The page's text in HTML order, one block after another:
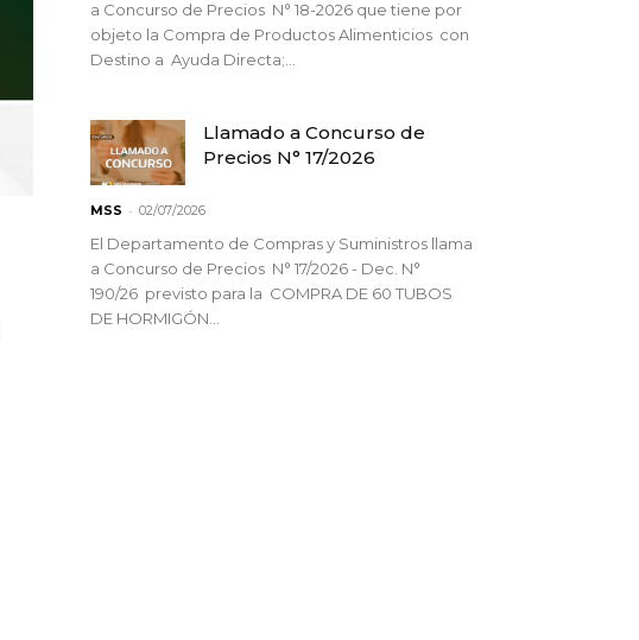
a Concurso de Precios N° 18-2026 que tiene por
objeto la Compra de Productos Alimenticios con
Destino a Ayuda Directa;...
Llamado a Concurso de
Precios N° 17/2026
MSS - 02/07/2026
El Departamento de Compras y Suministros llama
a Concurso de Precios N° 17/2026 - Dec. N°
190/26 previsto para la COMPRA DE 60 TUBOS
DE HORMIGÓN...